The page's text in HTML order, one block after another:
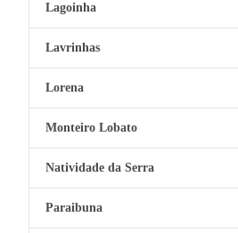
Lagoinha
Lavrinhas
Lorena
Monteiro Lobato
Natividade da Serra
Paraibuna